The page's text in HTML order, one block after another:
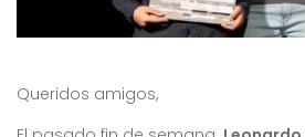
Queridos amigos,